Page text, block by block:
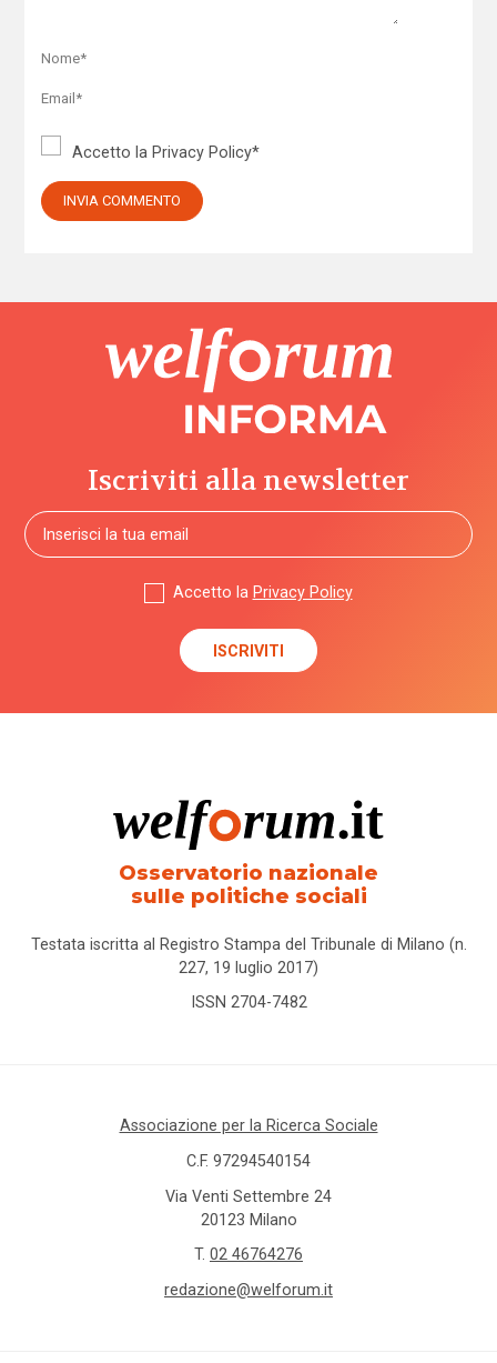
Accetto la Privacy Policy*
Iscriviti alla newsletter
Accetto la Privacy Policy
Osservatorio nazionale
sulle politiche sociali
Testata iscritta al Registro Stampa del Tribunale di Milano (n.
227, 19 luglio 2017)
ISSN 2704-7482
Associazione per la Ricerca Sociale
C.F. 97294540154
Via Venti Settembre 24
20123 Milano
T. 02 46764276
redazione@welforum.it